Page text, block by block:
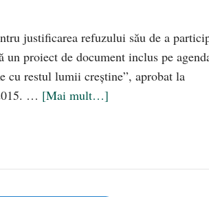
justificarea refuzului său de a
proiect de document inclus pe
restul lumii creștine”, aprobat la
… [Mai mult…]